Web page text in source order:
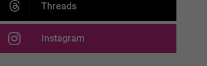
Threads
Instagram